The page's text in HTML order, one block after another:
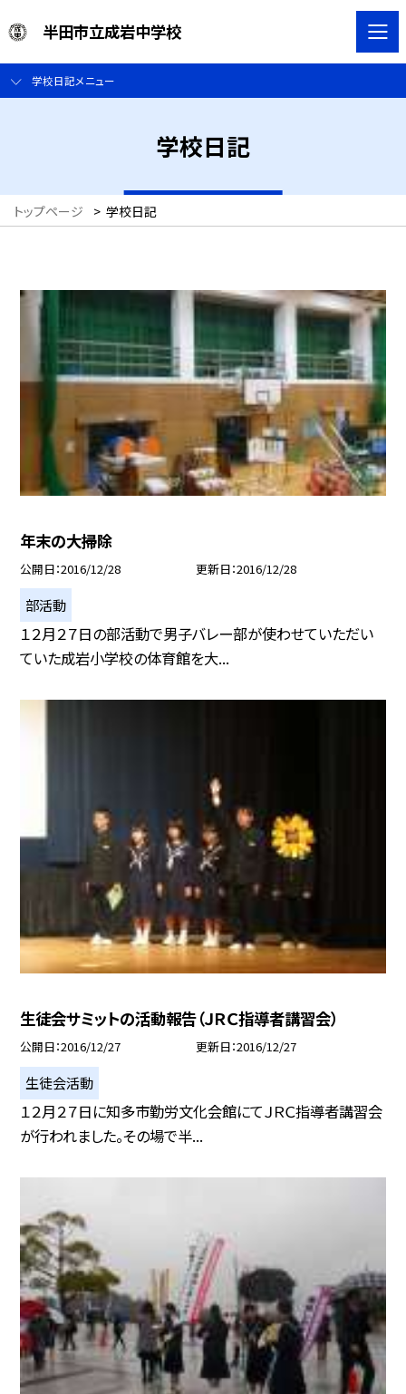
半田市立成岩中学校
学校日記メニュー
学校日記
トップページ > 学校日記
年末の大掃除
公開日 2016/12/28 更新日 2016/12/28
部活動
１２月２７日の部活動で男子バレー部が使わせていただい
ていた成岩小学校の体育館を大...
生徒会サミットの活動報告（ＪＲＣ指導者講習会）
公開日 2016/12/27 更新日 2016/12/27
生徒会活動
１２月２７日に知多市勤労文化会館にてＪＲＣ指導者講習会
が行われました。その場で半...